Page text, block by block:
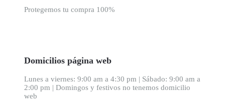
Protegemos tu compra 100%
Domicilios página web
Lunes a viernes: 9:00 am a 4:30 pm | Sábado: 9:00 am a
2:00 pm | Domingos y festivos no tenemos domicilio
web